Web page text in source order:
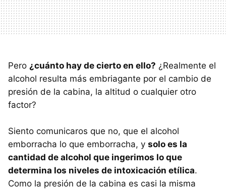
Pero ¿cuánto hay de cierto en ello? ¿Realmente el
alcohol resulta más embriagante por el cambio de
presión de la cabina, la altitud o cualquier otro
factor?
Siento comunicaros que no, que el alcohol
emborracha lo que emborracha, y solo es la
cantidad de alcohol que ingerimos lo que
determina los niveles de intoxicación etílica.
Como la presión de la cabina es casi la misma